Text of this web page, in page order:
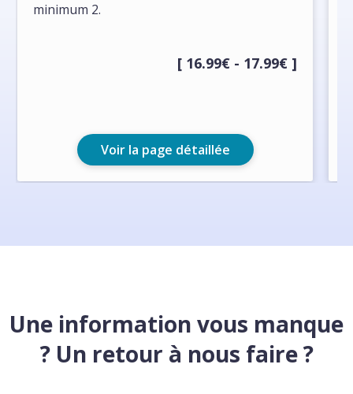
minimum 2.
[ 16.99€ - 17.99€ ]
Voir la page détaillée
Une information vous manque
? Un retour à nous faire ?